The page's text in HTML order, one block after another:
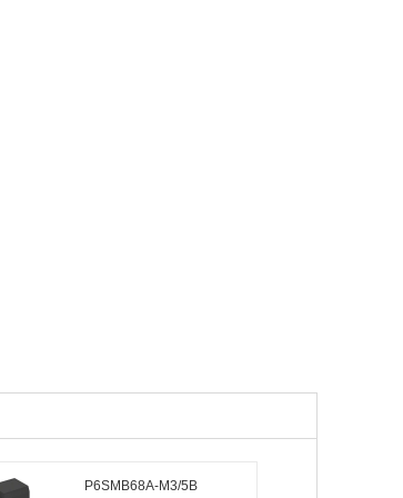
P6SMB68A-M3/5B